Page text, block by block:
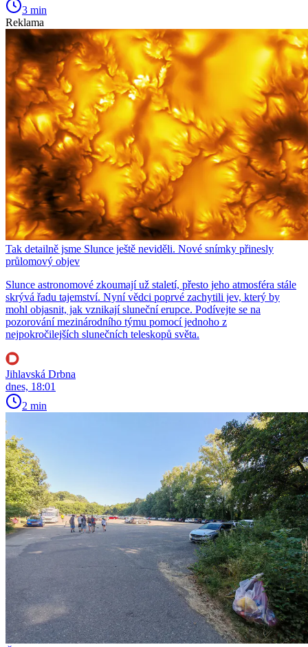
3 min
Reklama
Tak detailně jsme Slunce ještě neviděli. Nové snímky přinesly
průlomový objev
Slunce astronomové zkoumají už staletí, přesto jeho atmosféra stále
skrývá řadu tajemství. Nyní vědci poprvé zachytili jev, který by
mohl objasnit, jak vznikají sluneční erupce. Podívejte se na
pozorování mezinárodního týmu pomocí jednoho z
nejpokročilejších slunečních teleskopů světa.
Jihlavská Drbna
dnes, 18:01
2 min